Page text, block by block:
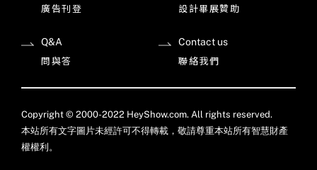
廣告刊登 設計畢展贊助
Q&A
問與答
Contact us
聯絡我們
Copyright © 2000-2022 HeyShow.com. All rights reserved.
本站所有文字圖片未經許可不得轉載，敬請尊重本站所有智慧財產
權權利。